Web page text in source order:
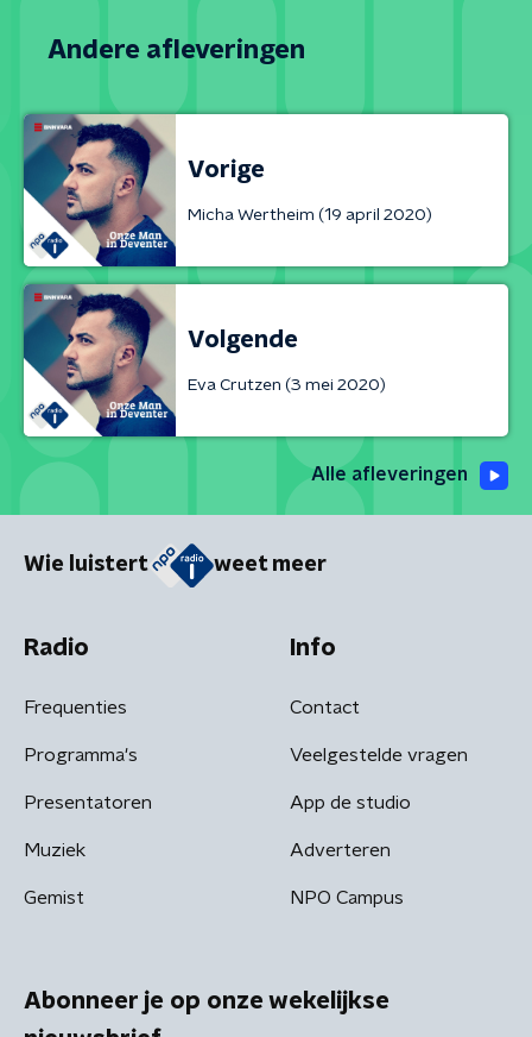
Andere afleveringen
Vorige
Micha Wertheim (19 april 2020)
Volgende
Eva Crutzen (3 mei 2020)
Alle afleveringen
Wie luistert weet meer
Radio
Frequenties
Programma's
Presentatoren
Muziek
Gemist
Info
Contact
Veelgestelde vragen
App de studio
Adverteren
NPO Campus
Abonneer je op onze wekelijkse